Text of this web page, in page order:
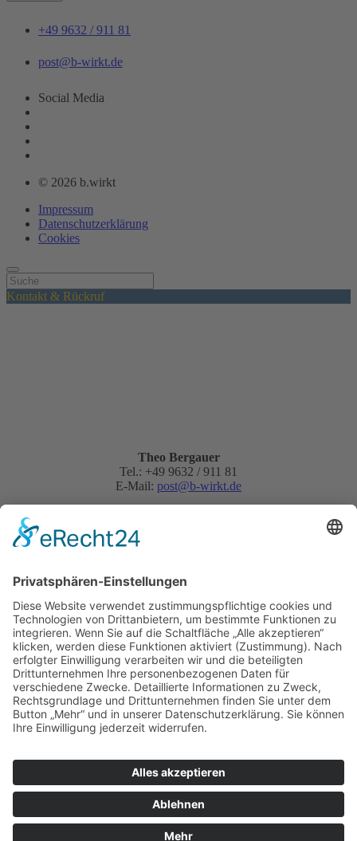
+49 9632 / 911 81
post@b-wirkt.de
Social Media
© 2026 b.wirkt
Impressum
Datenschutzerklärung
Cookies
Kontakt & Rückruf
Theo Bergauer
Tel.: +49 9632 / 911 81
E-Mail: post@b-wirkt.de
Datenschutz akzeptieren
Ja, ich habe die
einverstanden, dass die von mir angegebenen Daten elektronisch erhoben und gespeichert
werden. Meine Daten werden dabei nur streng zweckgebunden zur Bearbeitung und